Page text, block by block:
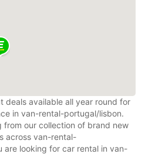
deals available all year round for
in van-rental-portugal/lisbon.
from our collection of brand new
across van-rental-
are looking for car rental in van-